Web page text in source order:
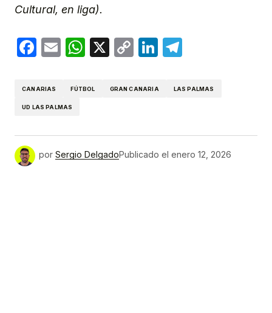
Cultural, en liga).
Facebook
EmailWhatsApp
X
CopyLinkedIn
CANARIAS FÚTBOL GRAN CANARIA LAS PALMAS
UD LAS PALMAS
por Sergio DelgadoPublicado el enero 12, 2026